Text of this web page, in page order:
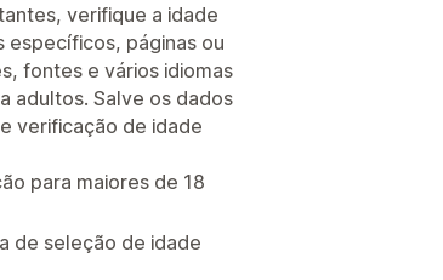
verifique a idade
específicos, páginas ou
fontes e vários idiomas
adultos. Salve os dados
verificação de idade
para maiores de 18
de seleção de idade